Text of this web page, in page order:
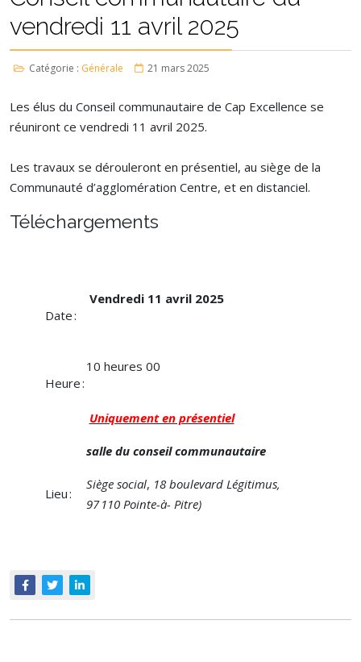
vendredi 11 avril 2025
Catégorie : Générale 21 mars 2025
Les élus du Conseil communautaire de Cap Excellence se
réuniront ce vendredi 11 avril 2025.
Les travaux se dérouleront en présentiel, au siège de la
Communauté d’agglomération Centre, et en distanciel.
Téléchargements
Date :
Vendredi 11 avril 2025
Heure :
10 heures 00
Lieu :
Uniquement en présentiel
salle du conseil communautaire
Siège social, 18 boulevard Légitimus,
97 110 Pointe-à- Pitre)